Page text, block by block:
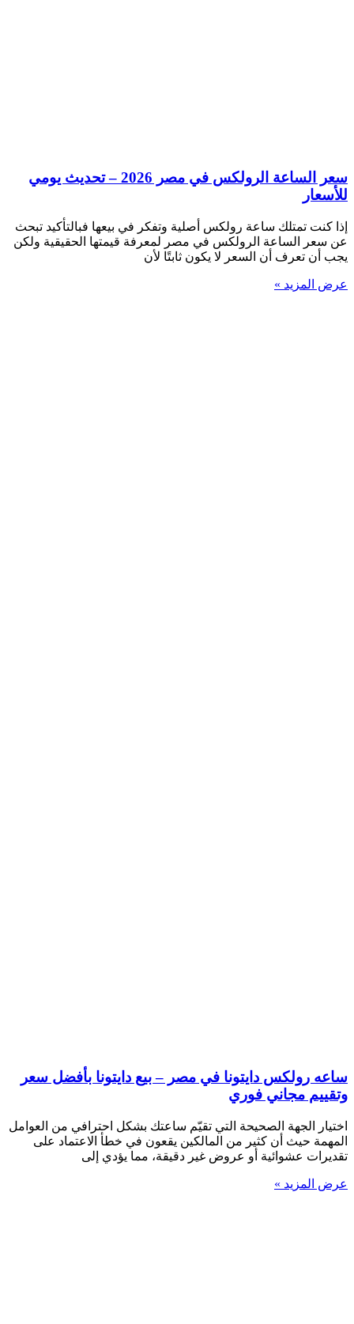
سعر الساعة الرولكس في مصر 2026 – تحديث يومي
للأسعار
إذا كنت تمتلك ساعة رولكس أصلية وتفكر في بيعها فبالتأكيد تبحث
عن سعر الساعة الرولكس في مصر لمعرفة قيمتها الحقيقية ولكن
يجب أن تعرف أن السعر لا يكون ثابتًا لأن
عرض المزيد »
ساعه رولكس دايتونا في مصر – بيع دايتونا بأفضل سعر
وتقييم مجاني فوري
اختيار الجهة الصحيحة التي تقيّم ساعتك بشكل احترافي من العوامل
المهمة حيث أن كثير من المالكين يقعون في خطأ الاعتماد على
تقديرات عشوائية أو عروض غير دقيقة، مما يؤدي إلى
عرض المزيد »